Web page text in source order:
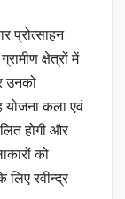
प्रोत्साहन
क्षेत्रों में
उनको
योजना कला एवं
होगी और
को
लिए रवीन्द्र